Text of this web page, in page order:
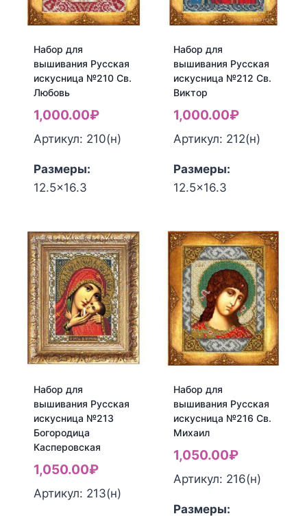
Св.
Вера
Св.
Надежда
Набор для
вышивания Русская
искусница №210 Св.
Любовь
1,000.00₽
Артикул: 210(н)
Набор
для
вышивания
Русская
искусница
№210
Св.
Любовь
Размеры:
12.5x16.3
Набор для
вышивания Русская
искусница №212 Св.
Виктор
1,000.00₽
Артикул: 212(н)
Набор
для
вышивания
Русская
искусница
№212
Св.
Виктор
Размеры:
12.5x16.3
Набор для
вышивания Русская
искусница №213
Богородица
Касперовская
1,050.00₽
Артикул: 213(н)
Набор для
вышивания Русская
искусница №216 Св.
Михаил
1,050.00₽
Артикул: 216(н)
Размеры: